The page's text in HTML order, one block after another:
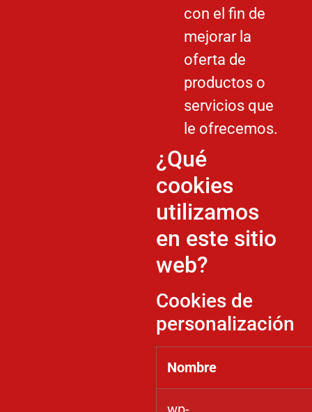
con el fin de
mejorar la
oferta de
productos o
servicios que
le ofrecemos.
¿Qué
cookies
utilizamos
en este sitio
web?
Cookies de
personalización
Nombre